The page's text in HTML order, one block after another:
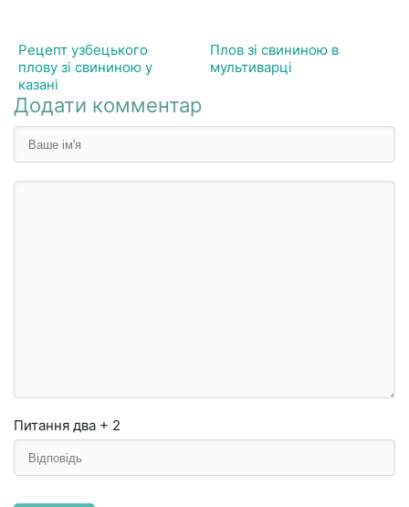
Рецепт узбецького
плову зі свининою у
казані
Плов зі свининою в
мультиварці
Додати комментар
Питання два + 2